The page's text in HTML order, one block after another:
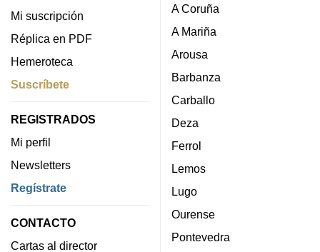
Mi suscripción
Réplica en PDF
Hemeroteca
Suscríbete
REGISTRADOS
Mi perfil
Newsletters
Regístrate
CONTACTO
Cartas al director
A Coruña
A Mariña
Arousa
Barbanza
Carballo
Deza
Ferrol
Lemos
Lugo
Ourense
Pontevedra